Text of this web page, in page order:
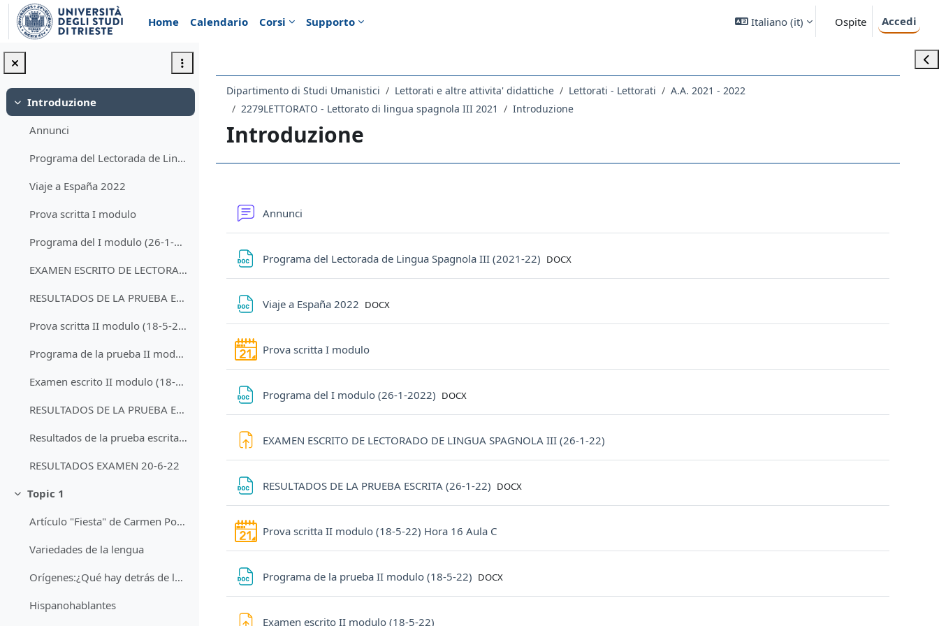
Vai al contenuto principale
Home
Calendario Corsi Supporto Italiano ‎(it)‎ Ospite Accedi
Minimizza
Introduzione
Annunci
Programa del Lectorada de Lingua Spagnola III (2021-22)
Viaje a España 2022
Prova scritta I modulo
Programa del I modulo (26-1-2022)
EXAMEN ESCRITO DE LECTORADO DE LINGUA SPAGNOLA III (26-1-22)
RESULTADOS DE LA PRUEBA ESCRITA (26-1-22)
Prova scritta II modulo (18-5-22) Hora 16 Aula C
Programa de la prueba II modulo (18-5-22)
Examen escrito II modulo (18-5-22)
RESULTADOS DE LA PRUEBA ESCRITA (18-5-22)
Resultados de la prueba escrita(6-6-2022)
RESULTADOS EXAMEN 20-6-22
Minimizza
Topic 1
Artículo "Fiesta" de Carmen Posadas
Variedades de la lengua
Orígenes:¿Qué hay detrás de las decisiones de consumo que tomamos?
Hispanohablantes
Dipartimento di Studi Umanistici Lettorati e altre attivita' didattiche Lettorati - Lettorati
A.A. 2021 - 2022
2279LETTORATO - Lettorato di lingua spagnola III 2021
Introduzione
Introduzione
Annunci
Programa del Lectorada de Lingua Spagnola III (2021-22) File
DOCX
Viaje a España 2022 File
DOCX
Prova scritta I moduloPrenotazione
Programa del I modulo (26-1-2022) File
DOCX
EXAMEN ESCRITO DE LECTORADO DE LINGUA SPAGNOLA III (26-1-22)
RESULTADOS DE LA PRUEBA ESCRITA (26-1-22) File
DOCX
Prova scritta II modulo (18-5-22) Hora 16 Aula CPrenotazione
Programa de la prueba II modulo (18-5-22) File
DOCX
Examen escrito II modulo (18-5-22)